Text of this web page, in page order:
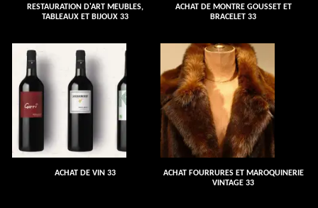
RESTAURATION D'ART MEUBLES,
TABLEAUX ET BIJOUX 33
ACHAT DE MONTRE GOUSSET ET
BRACELET 33
ACHAT DE VIN 33
ACHAT FOURRURES ET MAROQUINERIE
VINTAGE 33